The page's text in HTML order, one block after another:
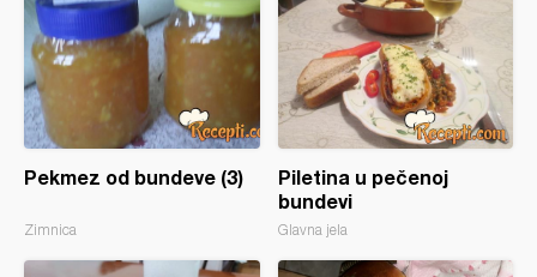
Pekmez od bundeve (3)
Zimnica
Piletina u pečenoj
bundevi
Glavna jela